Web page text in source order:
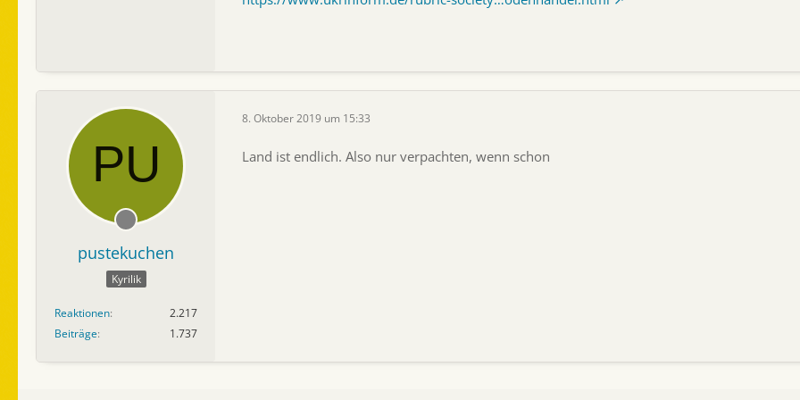
pustekuchen
Kyrilik
Reaktionen
2.217
Beiträge
1.737
8. Oktober 2019 um 15:33
Land ist endlich. Also nur verpachten, wenn schon